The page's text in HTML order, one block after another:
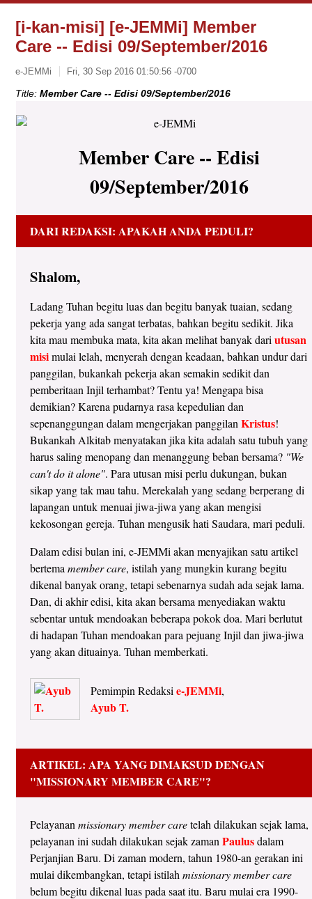
[i-kan-misi] [e-JEMMi] Member
Care -- Edisi 09/September/2016
e-JEMMi Fri, 30 Sep 2016 01:50:56 -0700
Title:Member Care -- Edisi 09/September/2016
Member Care -- Edisi
09/September/2016
DARI REDAKSI: APAKAH ANDA PEDULI?
Shalom,
Ladang Tuhan begitu luas dan begitu banyak tuaian, sedang
pekerja yang ada sangat terbatas, bahkan begitu sedikit. Jika
kita mau membuka mata, kita akan melihat banyak dariutusan
misimulai lelah, menyerah dengan keadaan, bahkan undur dari
panggilan, bukankah pekerja akan semakin sedikit dan
pemberitaan Injil terhambat? Tentu ya! Mengapa bisa
demikian? Karena pudarnya rasa kepedulian dan
sepenanggungan dalam mengerjakan panggilanKristus!
Bukankah Alkitab menyatakan jika kita adalah satu tubuh yang
harus saling menopang dan menanggung beban bersama? "We
can't do it alone". Para utusan misi perlu dukungan, bukan
sikap yang tak mau tahu. Merekalah yang sedang berperang di
lapangan untuk menuai jiwa-jiwa yang akan mengisi
kekosongan gereja. Tuhan mengusik hati Saudara, mari peduli.
Dalam edisi bulan ini, e-JEMMi akan menyajikan satu artikel
bertemamember care, istilah yang mungkin kurang begitu
dikenal banyak orang, tetapi sebenarnya sudah ada sejak lama.
Dan, di akhir edisi, kita akan bersama menyediakan waktu
sebentar untuk mendoakan beberapa pokok doa. Mari berlutut
di hadapan Tuhan mendoakan para pejuang Injil dan jiwa-jiwa
yang akan dituainya. Tuhan memberkati.
Pemimpin Redaksie-JEMMi,
Ayub T.
ARTIKEL: APA YANG DIMAKSUD DENGAN
"MISSIONARY MEMBER CARE"?
Pelayananmissionary member caretelah dilakukan sejak lama,
pelayanan ini sudah dilakukan sejak zamanPaulusdalam
Perjanjian Baru. Di zaman modern, tahun 1980-an gerakan ini
mulai dikembangkan, tetapi istilahmissionary member care
belum begitu dikenal luas pada saat itu. Baru mulai era 1990-